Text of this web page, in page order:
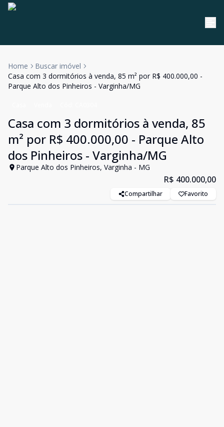
Home
Buscar imóvel
Casa com 3 dormitórios à venda, 85 m² por R$ 400.000,00 -
Parque Alto dos Pinheiros - Varginha/MG
Casa com 3 dormitórios à venda, 85
m² por R$ 400.000,00 - Parque Alto
dos Pinheiros - Varginha/MG
Parque Alto dos Pinheiros, Varginha - MG
R$ 400.000,00
Compartilhar Favorito